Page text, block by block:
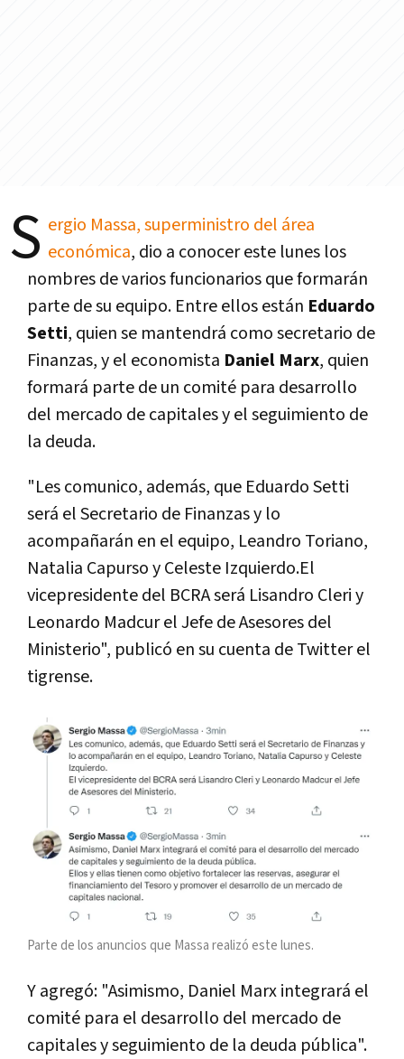
S ergio Massa, superministro del área
económica, dio a conocer este lunes los
nombres de varios funcionarios que formarán
parte de su equipo. Entre ellos están Eduardo
Setti, quien se mantendrá como secretario de
Finanzas, y el economista Daniel Marx, quien
formará parte de un comité para desarrollo
del mercado de capitales y el seguimiento de
la deuda.
"Les comunico, además, que Eduardo Setti
será el Secretario de Finanzas y lo
acompañarán en el equipo, Leandro Toriano,
Natalia Capurso y Celeste Izquierdo.El
vicepresidente del BCRA será Lisandro Cleri y
Leonardo Madcur el Jefe de Asesores del
Ministerio", publicó en su cuenta de Twitter el
tigrense.
Parte de los anuncios que Massa realizó este lunes.
Y agregó: "Asimismo, Daniel Marx integrará el
comité para el desarrollo del mercado de
capitales y seguimiento de la deuda pública".